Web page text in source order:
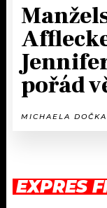
pořád
MICHAELA
EXPRES